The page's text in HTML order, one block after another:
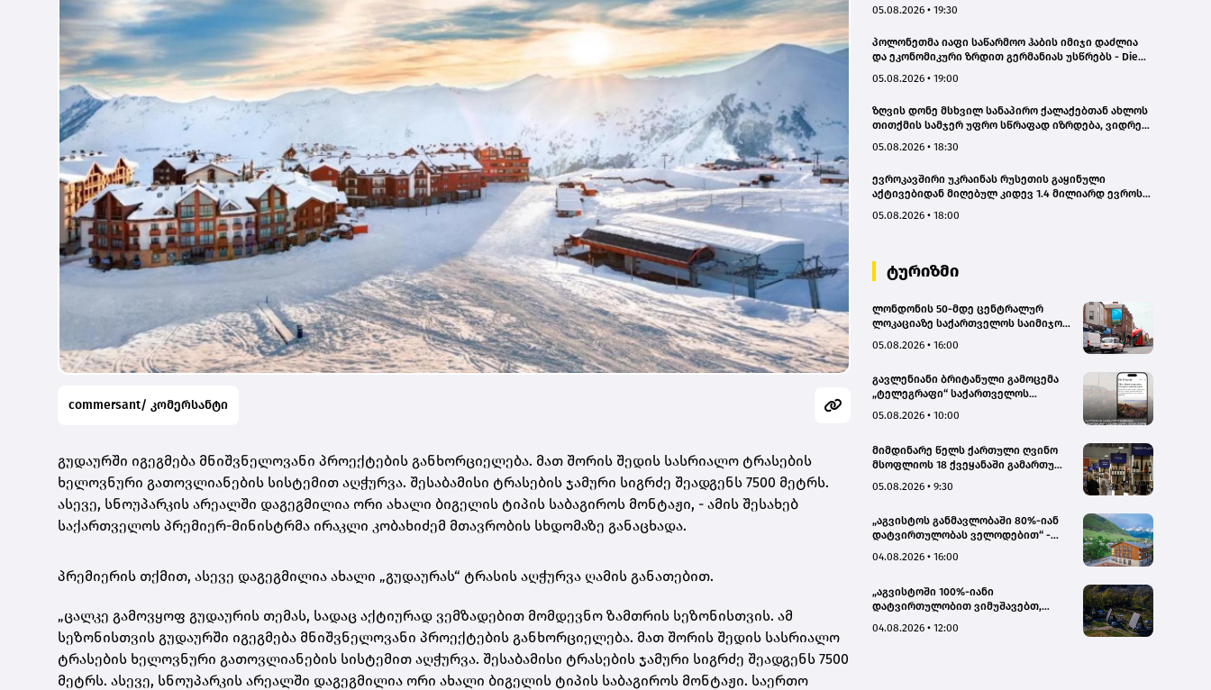
commersant/ კომერსანტი
გუდაურში იგეგმება მნიშვნელოვანი პროექტების განხორციელება. მათ შორის შედის სასრიალო ტრასების
ხელოვნური გათოვლიანების სისტემით აღჭურვა. შესაბამისი ტრასების ჯამური სიგრძე შეადგენს 7500 მეტრს.
ასევე, სნოუპარკის არეალში დაგეგმილია ორი ახალი ბიგელის ტიპის საბაგიროს მონტაჟი, - ამის შესახებ
საქართველოს პრემიერ-მინისტრმა ირაკლი კობახიძემ მთავრობის სხდომაზე განაცხადა.
პრემიერის თქმით, ასევე დაგეგმილია ახალი „გუდაურას“ ტრასის აღჭურვა ღამის განათებით.
„ცალკე გამოვყოფ გუდაურის თემას, სადაც აქტიურად ვემზადებით მომდევნო ზამთრის სეზონისთვის. ამ
სეზონისთვის გუდაურში იგეგმება მნიშვნელოვანი პროექტების განხორციელება. მათ შორის შედის სასრიალო
ტრასების ხელოვნური გათოვლიანების სისტემით აღჭურვა. შესაბამისი ტრასების ჯამური სიგრძე შეადგენს 7500
მეტრს. ასევე, სნოუპარკის არეალში დაგეგმილია ორი ახალი ბიგელის ტიპის საბაგიროს მონტაჟი. საერთო
05.08.2026 • 19:30
პოლონეთმა იაფი საწარმოო ჰაბის იმიჯი დაძლია
და ეკონომიკური ზრდით გერმანიას უსწრებს - Die
05.08.2026 • 19:00
ზღვის დონე მსხვილ სანაპირო ქალაქებთან ახლოს
თითქმის სამჯერ უფრო სწრაფად იზრდება, ვიდრე
05.08.2026 • 18:30
ევროკავშირი უკრაინას რუსეთის გაყინული
აქტივებიდან მიღებულ კიდევ 1.4 მილიარდ ევროს
05.08.2026 • 18:00
ტურიზმი
ლონდონის 50-მდე ცენტრალურ
ლოკაციაზე საქართველოს საიმიჯო
05.08.2026 • 16:00
გავლენიანი ბრიტანული გამოცემა
„ტელეგრაფი“ საქართველოს
სტატიების ციკლს აქვეყნებს
05.08.2026 • 10:00
მიმდინარე წელს ქართული ღვინო
მსოფლიოს 18 ქვეყანაში გამართულ
წარმოდგენილი
05.08.2026 • 9:30
„აგვისტოს განმავლობაში 80%-იან
დატვირთულობას ველოდებით“ -
04.08.2026 • 16:00
„აგვისტოში 100%-იანი
დატვირთულობით ვიმუშავებთ,
სექტემბერშიც ნარჩუნდება“ - HAERI
04.08.2026 • 12:00